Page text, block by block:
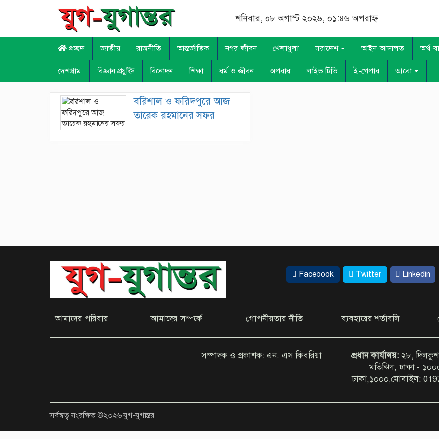
শনিবার, ০৮ অগাস্ট ২০২৬, ০১:৪৬ অপরাহ্ন
প্রচ্ছদ জাতীয় রাজনীতি আন্তর্জাতিক নগর-জীবন খেলাধুলা সরাদেশ আইন-আদালত অর্থ-
দেশগ্রাম বিজ্ঞান প্রযুক্তি বিনোদন শিক্ষা ধর্ম ও জীবন অপরাধ লাইভ টিভি ই-পেপার আরো
বরিশাল ও ফরিদপুরে আজ
তারেক রহমানের সফর
Facebook Twitter Linkedin
আমাদের পরিবার আমাদের সম্পর্কে গোপনীয়তার নীতি ব্যবহারের শর্তাবলি
সম্পাদক ও প্রকাশক: এন. এস কিবরিয়া প্রধান কার্যালয়:২৮,
মতিঝিল, ঢাকা -
ঢাকা,১০০০,মোবাইল:
সর্বস্বত্ব সংরক্ষিত ©২০২৬ যুগ-যুগান্তর